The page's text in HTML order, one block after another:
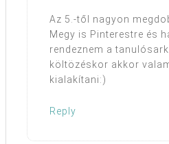
Az 5.-től nagyon
Megy is Pinterestre és
rendeznem a
költözéskor akkor
kialakítani:)
Reply